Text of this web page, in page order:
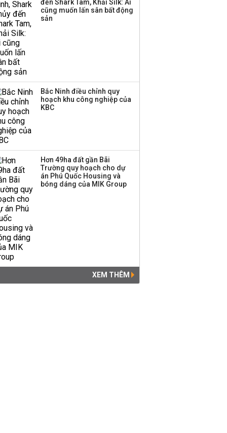
‘phất lên’ trong tháng 8,
nhóm ngành nào có
đến Shark Tam, Khải Silk: Ai
cũng muốn lấn sân bất động
sản
Bắc Ninh điều chỉnh quy
hoạch khu công nghiệp của
KBC
Hơn 49ha đất gần Bãi
Trường quy hoạch cho dự
án Phú Quốc Housing và
bóng dáng của MIK Group
XEM THÊM